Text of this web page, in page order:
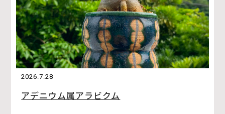
2026.7.28
アデニウム属アラビクム